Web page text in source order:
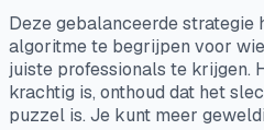
Deze gebalanceerde strategie
algoritme te begrijpen voor
juiste professionals te krijgen.
krachtig is, onthoud dat het
puzzel is. Je kunt meer